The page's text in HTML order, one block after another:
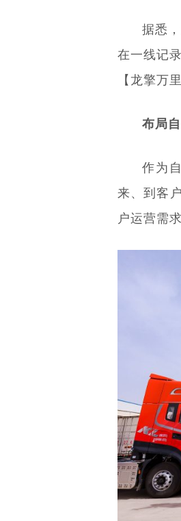
据悉
在一线记
【龙擎万
布局
作为
来、到客
户运营需